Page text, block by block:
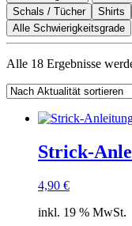
Schals / Tücher
Shirts
Alle Schwierigkeitsgrade
Alle 18 Ergebnisse
Strick-
4,90 €
inkl. 19 % MwSt.